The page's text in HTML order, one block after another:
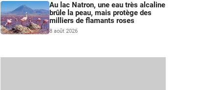
Au lac Natron, une eau très alcaline
brûle la peau, mais protège des
milliers de flamants roses
8 août 2026